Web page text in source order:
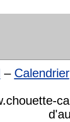
– Calendrier